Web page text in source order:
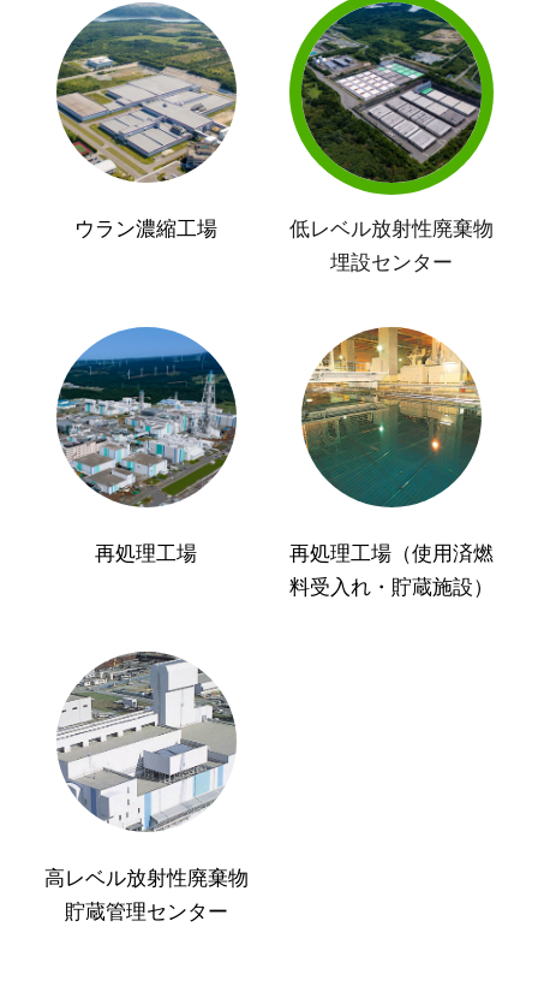
ウラン濃縮工場
低レベル放射性廃棄物
埋設センター
再処理工場
再処理工場（使用済燃
料受入れ・貯蔵施設）
高レベル放射性廃棄物
貯蔵管理センター